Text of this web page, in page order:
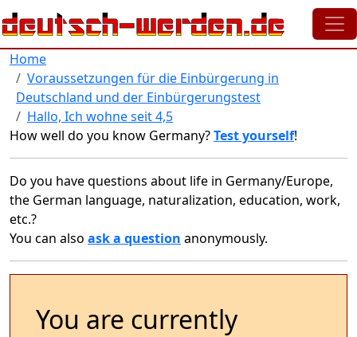
Skip to main content
Home
Voraussetzungen für die Einbürgerung in
Deutschland und der Einbürgerungstest
Hallo, Ich wohne seit 4,5
How well do you know Germany?Test yourself!
Do you have questions about life in Germany/Europe,
the German language, naturalization, education, work,
etc.?
You can also ask a question anonymously.
You are currently